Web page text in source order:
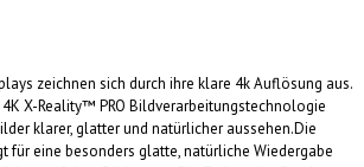
zeichnen sich durch ihre klare 4k Auflösung aus.
X-Reality™ PRO Bildverarbeitungstechnologie
klarer, glatter und natürlicher aussehen.Die
für eine besonders glatte, natürliche Wiedergabe